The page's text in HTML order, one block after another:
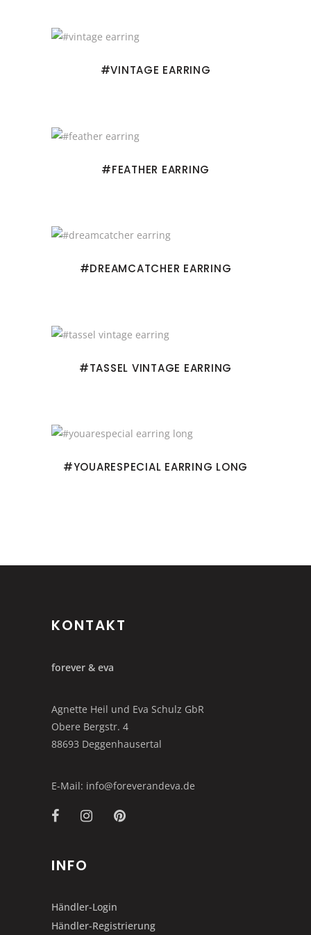
#VINTAGE EARRING
#FEATHER EARRING
#DREAMCATCHER EARRING
#TASSEL VINTAGE EARRING
#YOUARESPECIAL EARRING LONG
KONTAKT
forever & eva
Agnette Heil und Eva Schulz GbR
Obere Bergstr. 4
88693 Deggenhausertal
E-Mail: info@foreverandeva.de
INFO
Händler-Login
Händler-Registrierung